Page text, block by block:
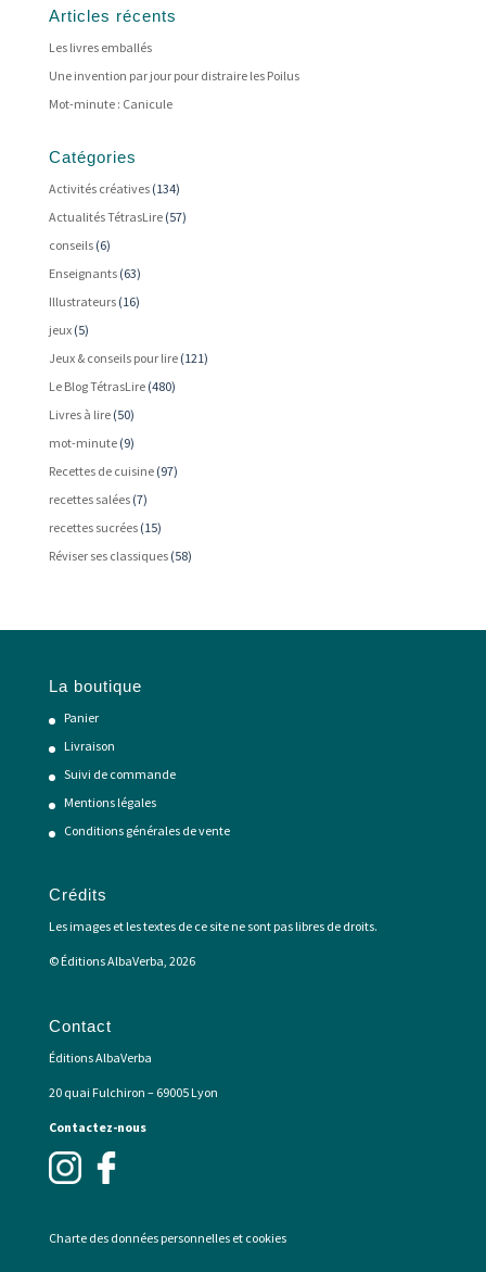
Articles récents
Les livres emballés
Une invention par jour pour distraire les Poilus
Mot-minute : Canicule
Catégories
Activités créatives(134)
Actualités TétrasLire(57)
conseils(6)
Enseignants(63)
Illustrateurs(16)
jeux(5)
Jeux & conseils pour lire(121)
Le Blog TétrasLire(480)
Livres à lire(50)
mot-minute(9)
Recettes de cuisine(97)
recettes salées(7)
recettes sucrées(15)
Réviser ses classiques(58)
La boutique
Panier
Livraison
Suivi de commande
Mentions légales
Conditions générales de vente
Crédits
Les images et les textes de ce site ne sont pas libres de droits.
© Éditions AlbaVerba, 2026
Contact
Éditions AlbaVerba
20 quai Fulchiron – 69005 Lyon
Contactez-nous
Charte des données personnelles et cookies